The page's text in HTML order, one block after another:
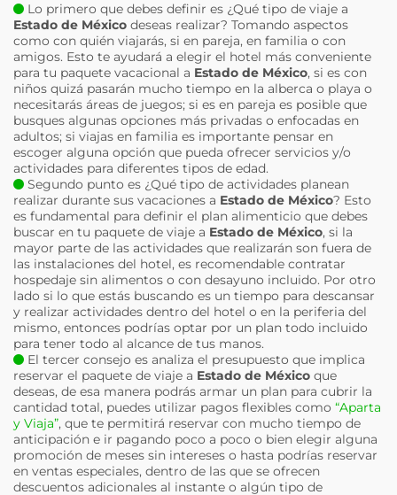
Lo primero que debes definir es ¿Qué tipo de viaje a
Estado de México deseas realizar? Tomando aspectos
como con quién viajarás, si en pareja, en familia o con
amigos. Esto te ayudará a elegir el hotel más conveniente
para tu paquete vacacional a Estado de México, si es con
niños quizá pasarán mucho tiempo en la alberca o playa o
necesitarás áreas de juegos; si es en pareja es posible que
busques algunas opciones más privadas o enfocadas en
adultos; si viajas en familia es importante pensar en
escoger alguna opción que pueda ofrecer servicios y/o
actividades para diferentes tipos de edad.
Segundo punto es ¿Qué tipo de actividades planean
realizar durante sus vacaciones a Estado de México? Esto
es fundamental para definir el plan alimenticio que debes
buscar en tu paquete de viaje a Estado de México, si la
mayor parte de las actividades que realizarán son fuera de
las instalaciones del hotel, es recomendable contratar
hospedaje sin alimentos o con desayuno incluido. Por otro
lado si lo que estás buscando es un tiempo para descansar
y realizar actividades dentro del hotel o en la periferia del
mismo, entonces podrías optar por un plan todo incluido
para tener todo al alcance de tus manos.
El tercer consejo es analiza el presupuesto que implica
reservar el paquete de viaje a Estado de México que
deseas, de esa manera podrás armar un plan para cubrir la
cantidad total, puedes utilizar pagos flexibles como “Aparta
y Viaja”, que te permitirá reservar con mucho tiempo de
anticipación e ir pagando poco a poco o bien elegir alguna
promoción de meses sin intereses o hasta podrías reservar
en ventas especiales, dentro de las que se ofrecen
descuentos adicionales al instante o algún tipo de